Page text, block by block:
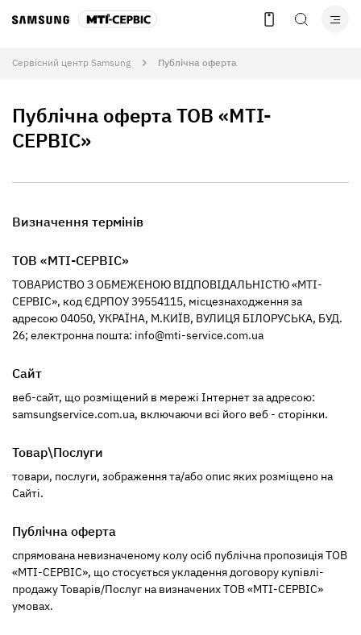
Сервісний центр Samsung Публічна оферта
Публічна оферта ТОВ «МТІ-
СЕРВІС»
Визначення термінів
ТОВ «МТІ-СЕРВІС»
ТОВАРИСТВО З ОБМЕЖЕНОЮ ВІДПОВІДАЛЬНІСТЮ «МТІ-
СЕРВІС», код ЄДРПОУ 39554115, місцезнаходження за
адресою 04050, УКРАЇНА, М.КИЇВ, ВУЛИЦЯ БІЛОРУСЬКА, БУД.
26; електронна пошта: info@mti-service.com.ua
Сайт
веб-сайт, що розміщений в мережі Інтернет за адресою:
samsungservice.com.ua, включаючи всі його веб - сторінки.
Товар\Послуги
товари, послуги, зображення та/або опис яких розміщено на
Сайті.
Публічна оферта
спрямована невизначеному колу осіб публічна пропозиція ТОВ
«МТІ-СЕРВІС», що стосується укладення договору купівлі-
продажу Товарів/Послуг на визначених ТОВ «МТІ-СЕРВІС»
умовах.